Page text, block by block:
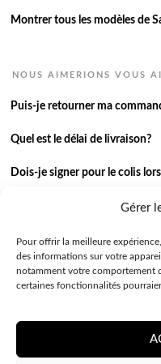
Gérer
Pour offrir la meilleure
des informations sur votre
notamment votre comportement
certaines fonctionnalités
Montrer tous les modèles de
NOUS AIMERIONS VOUS
Puis-je retourner ma
Quel est le délai de livraison?
Dois-je signer pour le colis
Je n’ai pas reçu ma
J’ai une autre question.
Contactez-nous